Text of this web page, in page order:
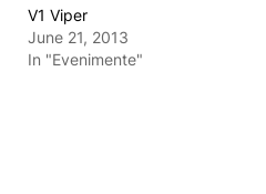
V1 Viper
June 21, 2013
In "Evenimente"